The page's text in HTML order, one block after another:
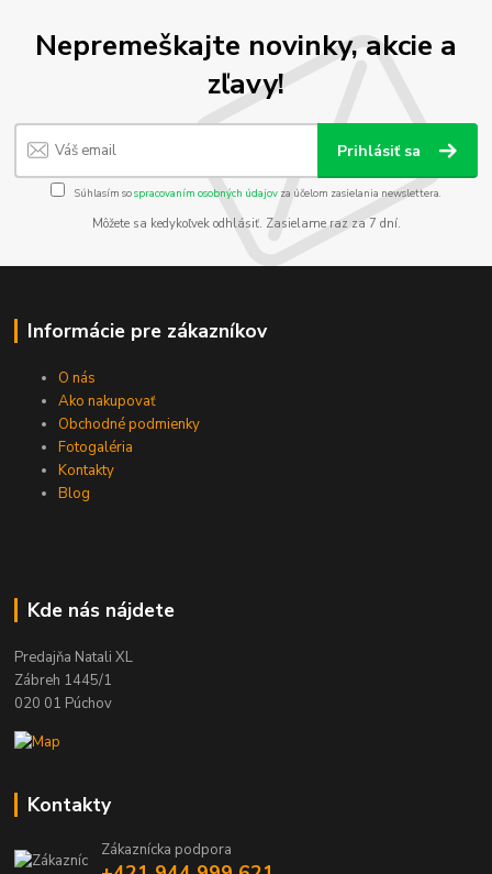
Nepremeškajte novinky, akcie a
zľavy!
Prihlásiť sa
Súhlasím sospracovaním osobných údajov za účelom zasielania newslettera.
Môžete sa kedykoľvek odhlásiť. Zasielame raz za 7 dní.
Informácie pre zákazníkov
O nás
Ako nakupovať
Obchodné podmienky
Fotogaléria
Kontakty
Blog
Kde nás nájdete
Predajňa Natali XL
Zábreh 1445/1
020 01 Púchov
Kontakty
Zákaznícka podpora